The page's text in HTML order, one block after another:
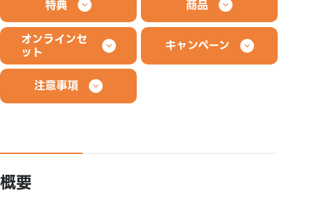
特典
商品
オンラインセ
ット キャンペーン
注意事項
概要